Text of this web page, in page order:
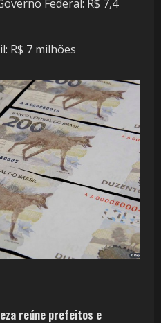
Federal: R$ 7,4
R$ 7 milhões
reúne prefeitos e